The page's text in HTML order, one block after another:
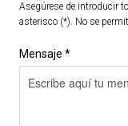
Asegúrese de introducir
asterisco (*). No se
Mensaje *